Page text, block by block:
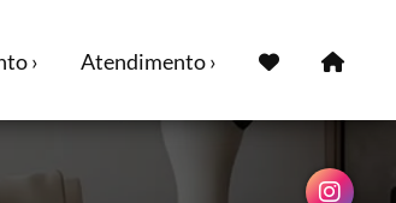
› Atendimento ›